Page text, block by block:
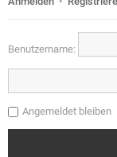
Benutzername:
Angemeldet bleiben